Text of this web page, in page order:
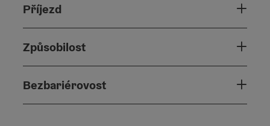
Příjezd
Způsobilost
Bezbariérovost